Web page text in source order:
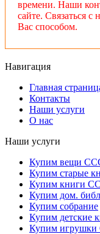
времени. Наши
сайте. Связаться
Вас способом.
Навигация
Главная
Контакты
Наши услуги
О нас
Наши услуги
Купим вещи
Купим старые
Купим книги
Купим дом.
Купим собрание
Купим детские
Купим